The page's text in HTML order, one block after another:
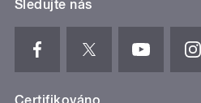
Sledujte nás